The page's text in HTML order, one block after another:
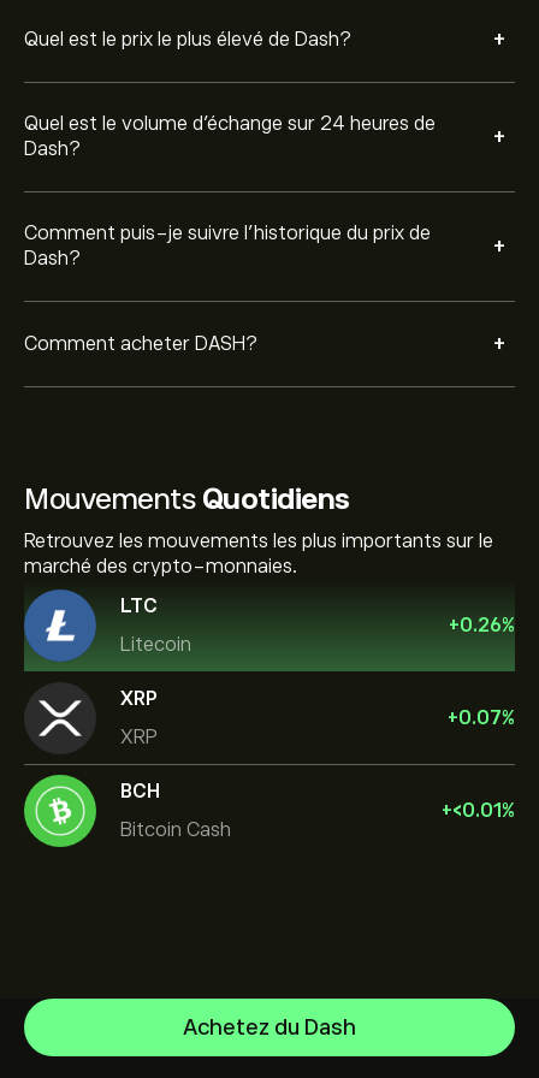
Quel est le prix le plus élevé de Dash? +
Quel est le volume d'échange sur 24 heures de
Dash?
+
Comment puis-je suivre l’historique du prix de
Dash?
+
Comment acheter DASH? +
Mouvements Quotidiens
Retrouvez les mouvements les plus importants sur le
marché des crypto-monnaies.
LTC
Litecoin
+0.26%
XRP
XRP
+0.07%
BCH
Bitcoin Cash
+‎<‎0.01%
Achetez du Dash
Bitcoin